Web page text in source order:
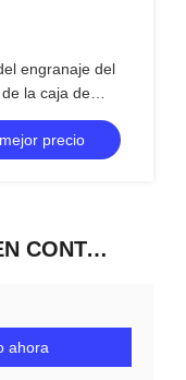
engranaje del
la caja de
del motor del eje
precio
ÉNTRENOS EN CONTACTO CON
ahora